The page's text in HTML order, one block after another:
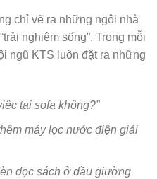
chỉ vẽ ra những ngôi nhà
nghiệm sống”. Trong mỗi
ngũ KTS luôn đặt ra những
tại sofa không?”
máy lọc nước điện giải
đọc sách ở đầu giường